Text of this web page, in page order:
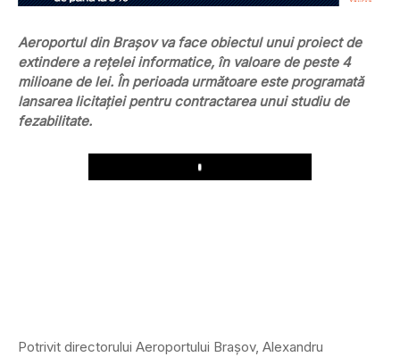
Aeroportul din Brașov va face obiectul unui proiect de
extindere a reţelei informatice, în valoare de peste 4
milioane de lei. În perioada următoare este programată
lansarea licitaţiei pentru contractarea unui studiu de
fezabilitate.
Play
Potrivit directorului Aeroportului Braşov, Alexandru